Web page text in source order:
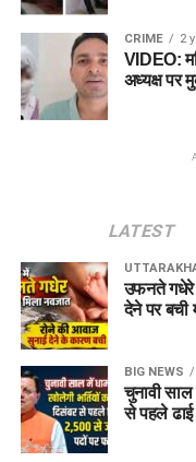
CRIME 2
VIDEO:
अध्यक्ष पर
LATEST
उफनते गधेरे
देने पर बची
BIG NEWS
चुनावी साल
से पहले ढाई